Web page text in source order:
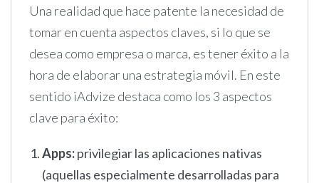
Una realidad que hace patente la necesidad de
tomar en cuenta aspectos claves, si lo que se
desea como empresa o marca, es tener éxito a la
hora de elaborar una estrategia móvil. En este
sentido iAdvize destaca como los 3 aspectos
clave para éxito:
Apps:privilegiar las aplicaciones nativas
(aquellas especialmente desarrolladas para